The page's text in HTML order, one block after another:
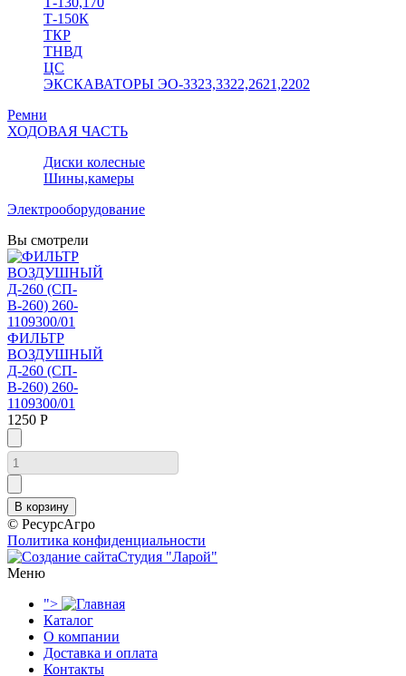
Т-150К
ТКР
ТНВД
ЦС
ЭКСКАВАТОРЫ ЭО-3323,3322,2621,2202
Ремни
ХОДОВАЯ ЧАСТЬ
Диски колесные
Шины,камеры
Электрооборудование
Вы смотрели
ФИЛЬТР
ВОЗДУШНЫЙ
Д-260 (СП-
В-260) 260-
1109300/01
1250 Р
© РесурсАгро
Политика конфиденциальности
Студия "Ларой"
Меню
">
Каталог
О компании
Доставка и оплата
Контакты